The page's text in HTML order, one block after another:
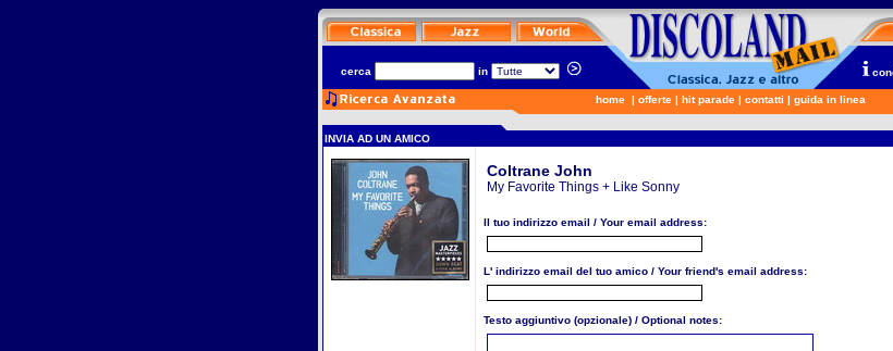
cerca in
home | offerte | hit parade | contatti | guida in linea
INVIA AD UN AMICO
Coltrane John
My Favorite Things + Like Sonny
Il tuo indirizzo email / Your email address:
L' indirizzo email del tuo amico / Your friend's email address:
Testo aggiuntivo (opzionale) / Optional notes: